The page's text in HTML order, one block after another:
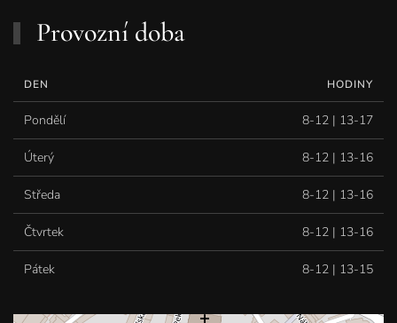
Provozní doba
DEN HODINY
Pondělí 8-12 | 13-17
Úterý 8-12 | 13-16
Středa 8-12 | 13-16
Čtvrtek 8-12 | 13-16
Pátek 8-12 | 13-15